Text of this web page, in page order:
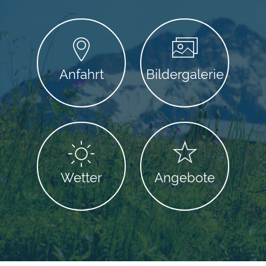
Anfahrt Bildergalerie
Wetter Angebote